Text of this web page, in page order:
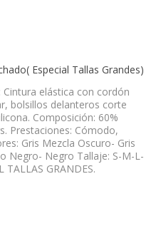
Especial Tallas Grandes)
Cintura elástica con cordón
bolsillos delanteros corte
Composición: 60%
Prestaciones: Cómodo,
Gris Mezcla Oscuro- Gris
Negro- Negro Tallaje: S-M-L-
TALLAS GRANDES.